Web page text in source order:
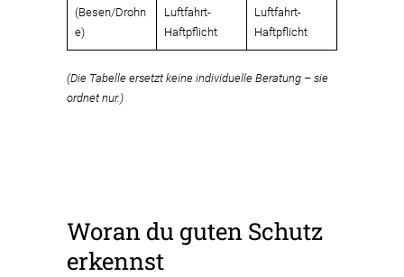
(Besen/Drohn
e)
Luftfahrt-
Haftpflicht
Luftfahrt-
Haftpflicht
(Die Tabelle ersetzt keine individuelle Beratung – sie
ordnet nur.)
Woran du guten Schutz
erkennst